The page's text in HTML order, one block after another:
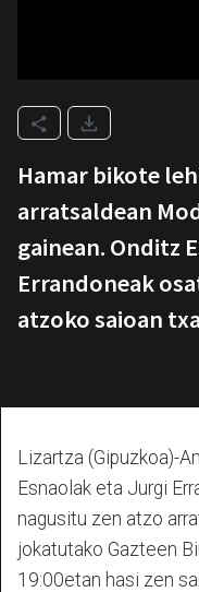
Hamar bikote
arratsaldean
gainean. Onditz
Errandoneak
atzoko saioan
Lizartza (Gipuzkoa)-
Esnaolak eta Jurgi
nagusitu zen atzo
jokatutako Gazteen
19:00etan hasi zen